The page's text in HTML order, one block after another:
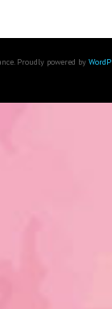
Proudly powered by